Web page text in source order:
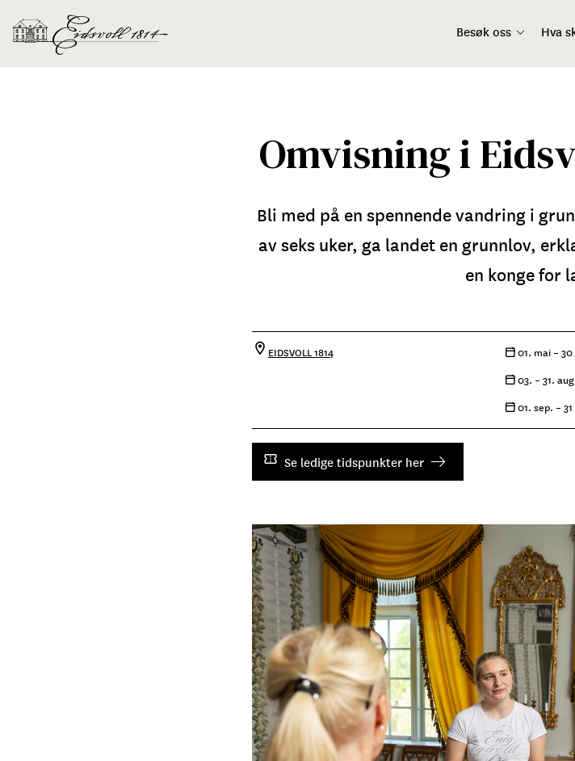
Besøk oss Hva
Omvisning i
Bli med på en spennende vandring i
av seks uker, ga landet en grunnlov,
en konge for
EIDSVOLL 1814 01. mai – 30
03. – 31.
01. sep. –
Se ledige tidspunkter her